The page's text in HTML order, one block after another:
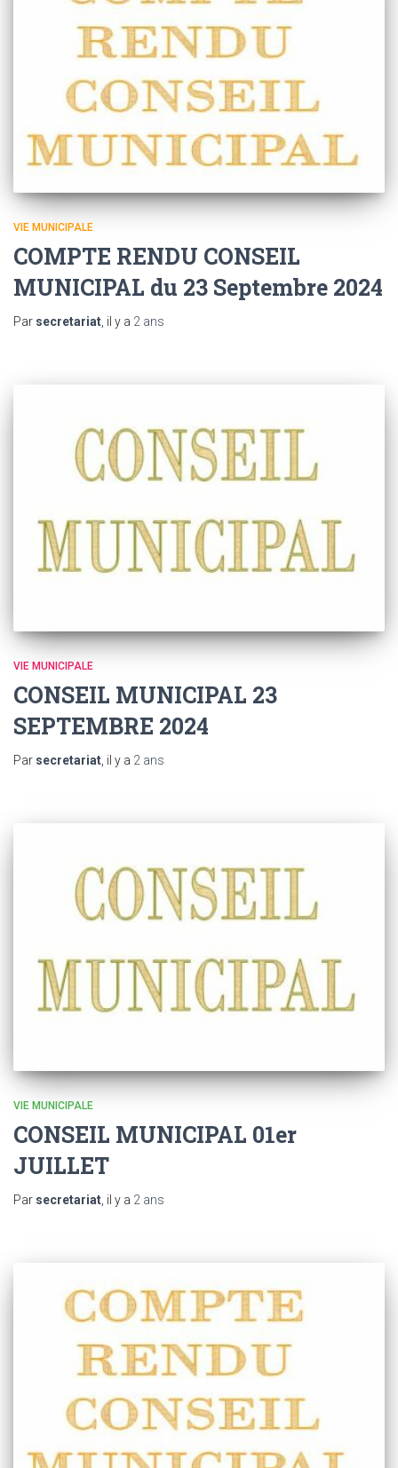
VIE MUNICIPALE
COMPTE RENDU CONSEIL
MUNICIPAL du 23 Septembre 2024
Par secretariat , il y a 2 ans
VIE MUNICIPALE
CONSEIL MUNICIPAL 23
SEPTEMBRE 2024
Par secretariat, il y a 2 ans
VIE MUNICIPALE
CONSEIL MUNICIPAL 01er
JUILLET
Par secretariat , il y a 2 ans